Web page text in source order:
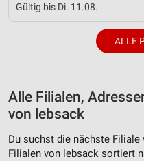
Gültig bis Di. 11.08.
ALLE
Alle Filialen,
von lebsack
Du suchst die nächste
Filialen von lebsack sortiert